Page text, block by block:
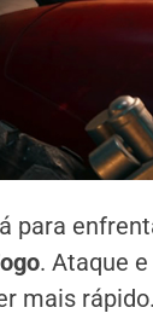
para
. Ataque e
mais rápido.